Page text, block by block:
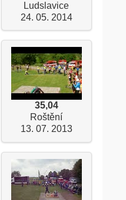
Ludslavice
24. 05. 2014
35,04
Roštění
13. 07. 2013